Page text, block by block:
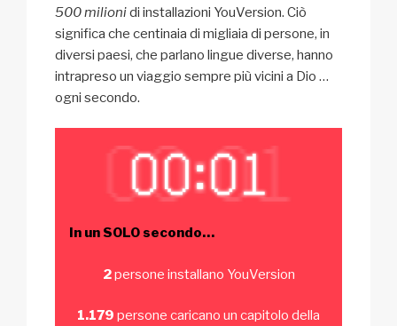
500 milionidi installazioni YouVersion. Ciò
significa che centinaia di migliaia di persone, in
diversi paesi, che parlano lingue diverse, hanno
intrapreso un viaggio sempre più vicini a Dio …
ogni secondo.
In un SOLO secondo…
2persone installano YouVersion
1.179 persone caricano un capitolo della